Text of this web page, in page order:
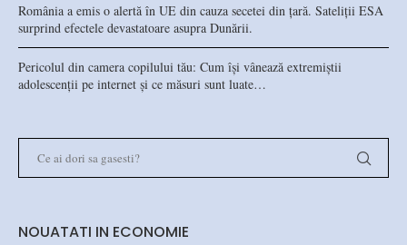
România a emis o alertă în UE din cauza secetei din țară. Sateliții ESA
surprind efectele devastatoare asupra Dunării.
Pericolul din camera copilului tău: Cum își vânează extremiștii
adolescenții pe internet și ce măsuri sunt luate…
NOUATATI IN ECONOMIE